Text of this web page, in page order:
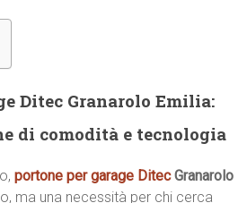
Ditec Granarolo Emilia:
di comodità e tecnologia
portone per garage DitecGranarolo
ma una necessità per chi cerca